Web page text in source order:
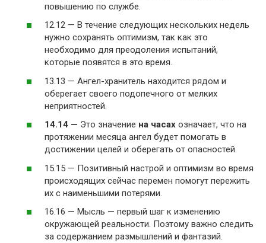
повышению по службе.
12.12 — В течение следующих нескольких недель
нужно сохранять оптимизм, так как это
необходимо для преодоления испытаний,
которые появятся в это время.
13.13 — Ангел-хранитель находится рядом и
оберегает своего подопечного от мелких
неприятностей.
14.14 — Это значение на часах означает, что на
протяжении месяца ангел будет помогать в
достижении целей и оберегать от опасностей.
15.15 — Позитивный настрой и оптимизм во время
происходящих сейчас перемен помогут пережить
их с наименьшими потерями.
16.16 — Мысль — первый шаг к изменению
окружающей реальности. Поэтому важно следить
за содержанием размышлений и фантазий.